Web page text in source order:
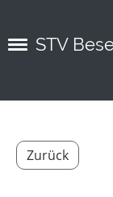
STV
Zurück